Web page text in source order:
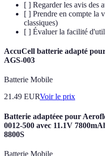
[ ] Regarder les avis des
[ ] Prendre en compte la
classiques)
[ ] Évaluer la facilité
AccuCell batterie adapté
AGS-003
Batterie Mobile
21.49 EURVoir le prix
Batterie adaptéee pour
0012-500 avec 11.1V
8800S
Batterie Mobile